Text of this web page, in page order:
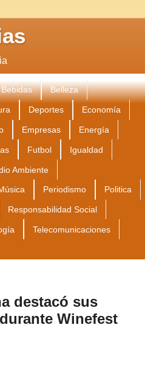
Bebidas Belleza
Deportes Economía
Empresas Energía
Futbol Igualdad
Ambiente
Periodismo Politica
Responsabilidad Social
Telecomunicaciones
destacó sus
Winefest